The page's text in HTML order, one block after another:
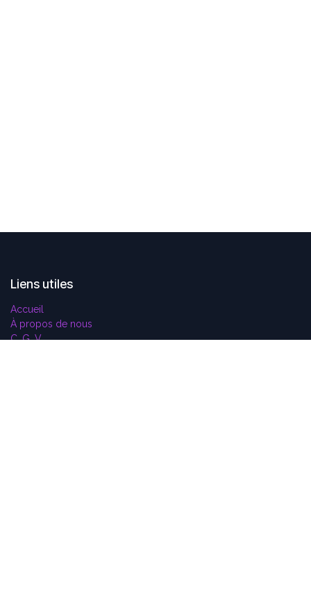
Liens utiles
Accueil
À propos de nous
C. G. V.